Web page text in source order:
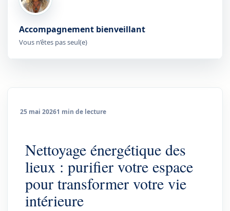
Accompagnement bienveillant
Vous n’êtes pas seul(e)
25 mai 20261 min de lecture
Nettoyage énergétique des
lieux : purifier votre espace
pour transformer votre vie
intérieure